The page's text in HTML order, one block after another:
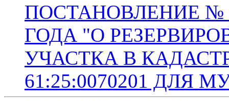
ПОСТАНОВЛЕНИЕ №
ГОДА "О
УЧАСТКА В
61:25:0070201